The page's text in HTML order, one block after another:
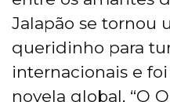
Jalapão se tornou
queridinho para
internacionais e
novela global, “O